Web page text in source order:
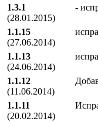
1.3.1
(28.01.2015)
-
1.1.15
(27.06.2014)
1.1.13
(24.06.2014)
1.1.12
(11.06.2014)
1.1.11
(20.02.2014)